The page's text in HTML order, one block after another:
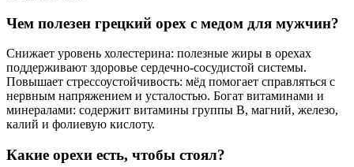
Чем полезен грецкий орех с медом для мужчин?
Снижает уровень холестерина: полезные жиры в орехах
поддерживают здоровье сердечно-сосудистой системы.
Повышает стрессоустойчивость: мёд помогает справляться с
нервным напряжением и усталостью. Богат витаминами и
минералами: содержит витамины группы B, магний, железо,
калий и фолиевую кислоту.
Какие орехи есть, чтобы стоял?